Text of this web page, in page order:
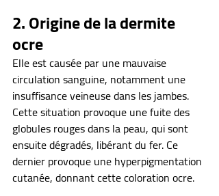
2. Origine de la dermite
ocre
Elle est causée par une mauvaise
circulation sanguine, notamment une
insuffisance veineuse dans les jambes.
Cette situation provoque une fuite des
globules rouges dans la peau, qui sont
ensuite dégradés, libérant du fer. Ce
dernier provoque une hyperpigmentation
cutanée, donnant cette coloration ocre.